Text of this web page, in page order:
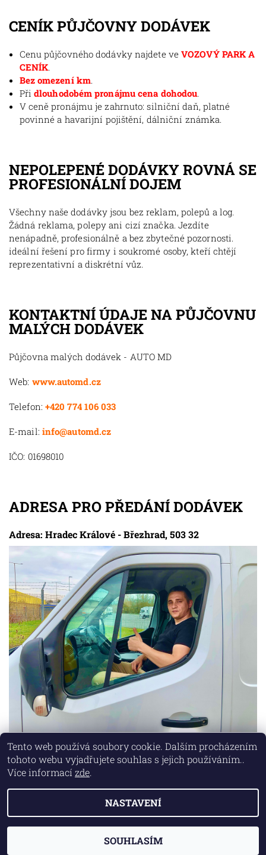
CENÍK PŮJČOVNY DODÁVEK
Cenu půjčovného dodávky najdete veVOZOVÝ PARK A
CENÍK.
Bez omezení km.
Při dlouhodobém pronájmu cena dohodou.
V ceně pronájmu je zahrnuto: silniční daň, platné
povinné a havarijní pojištění, dálniční známka.
NEPOLEPENÉ DODÁVKY ROVNÁ SE
PROFESIONÁLNÍ DOJEM
Všechny naše dodávky jsou bez reklam, polepů a log.
Žádná reklama, polepy ani cizí značka. Jezdíte
nenápadně, profesionálně a bez zbytečné pozornosti.
ideální řešení pro firmy i soukromé osoby, kteří chtějí
reprezentativní a diskrétní vůz.
KONTAKTNÍ ÚDAJE NA PŮJČOVNU
MALÝCH DODÁVEK
Půjčovna malých dodávek - AUTO MD
Web: www.automd.cz
Telefon: +420 774 106 033
E-mail: info@automd.cz
IČO: 01698010
ADRESA PRO PŘEDÁNÍ DODÁVEK
Adresa: Hradec Králové - Březhrad, 503 32
Lokality Marketing zajišťuje společnost X-VISION
2026 © AUTO MD, všechna práva vyhrazena
Vytvořil Shoptet
Tento web používá soubory cookie. Dalším procházením
tohoto webu vyjadřujete souhlas s jejich používáním..
Více informací zde.
NASTAVENÍ
SOUHLASÍM